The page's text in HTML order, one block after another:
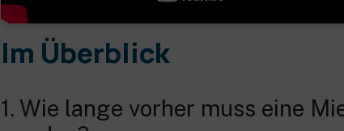
Im Überblick
1. Wie lange vorher muss eine